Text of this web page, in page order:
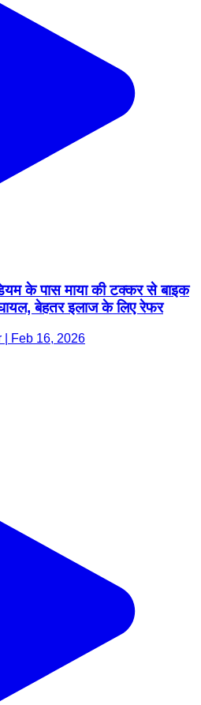
के पास माया की टक्कर से बाइक
बेहतर इलाज के लिए रेफर
| Feb 16, 2026